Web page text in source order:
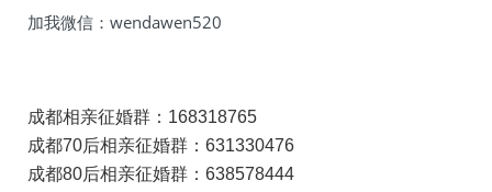
加我微信：wendawen520
成都相亲征婚群：168318765
成都70后相亲征婚群：631330476
成都80后相亲征婚群：638578444